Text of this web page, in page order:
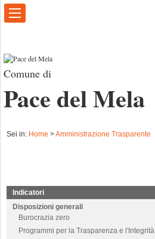
Comune di
Pace del Mela
Sei in: Home >Amministrazione Trasparente
Indicatori
Disposizioni generali
Burocrazia zero
Programmi per la Trasparenza e l'Integrità